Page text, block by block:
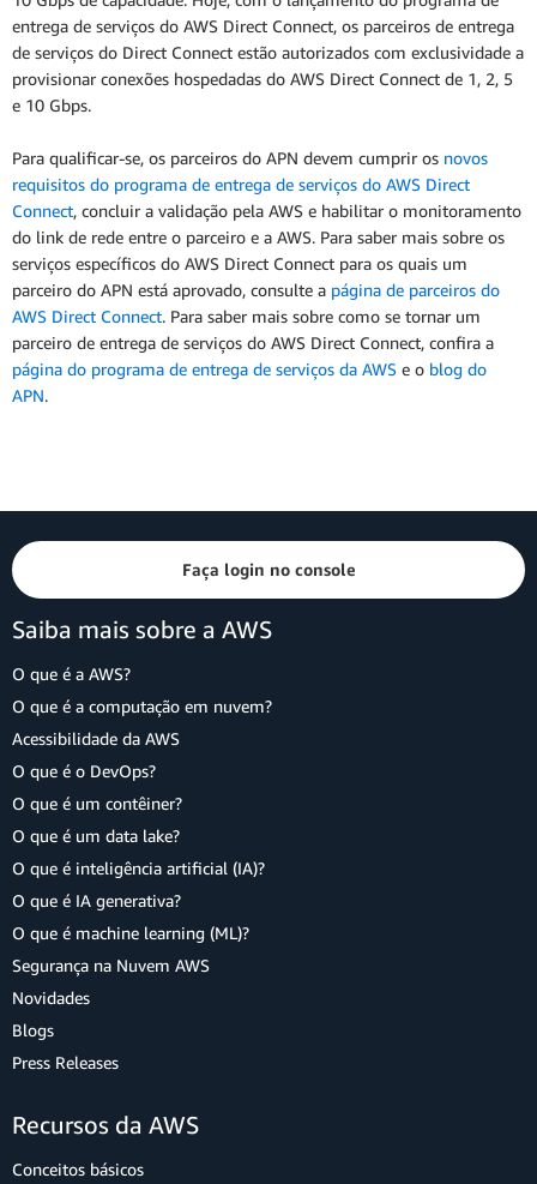
entrega de serviços do AWS Direct Connect, os parceiros de entrega
de serviços do Direct Connect estão autorizados com exclusividade a
provisionar conexões hospedadas do AWS Direct Connect de 1, 2, 5
e 10 Gbps.
Para qualificar-se, os parceiros do APN devem cumprir os novos
requisitos do programa de entrega de serviços do AWS Direct
Connect, concluir a validação pela AWS e habilitar o monitoramento
do link de rede entre o parceiro e a AWS. Para saber mais sobre os
serviços específicos do AWS Direct Connect para os quais um
parceiro do APN está aprovado, consulte a página de parceiros do
AWS Direct Connect. Para saber mais sobre como se tornar um
parceiro de entrega de serviços do AWS Direct Connect, confira a
página do programa de entrega de serviços da AWS e o blog do
APN.
Faça login no console
Saiba mais sobre a AWS
O que é a AWS?
O que é a computação em nuvem?
Acessibilidade da AWS
O que é o DevOps?
O que é um contêiner?
O que é um data lake?
O que é inteligência artificial (IA)?
O que é IA generativa?
O que é machine learning (ML)?
Segurança na Nuvem AWS
Novidades
Blogs
Press Releases
Recursos da AWS
Conceitos básicos